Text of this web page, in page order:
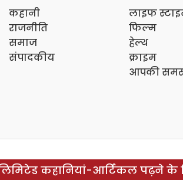
कहानी
राजनीति
समाज
संपादकीय
लाइफ
फिल्म
हेल्थ
क्राइम
आपकी
कहानियां-आर्टिकल पढ़ने के